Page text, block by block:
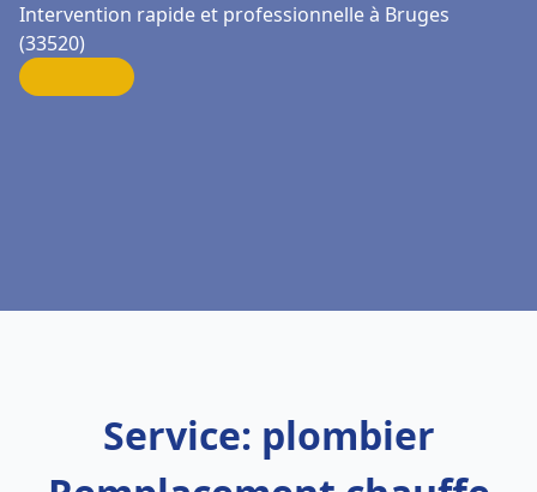
Intervention rapide et professionnelle à Bruges
(33520)
Service: plombier